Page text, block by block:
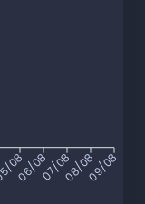
08
06/0807/0808/0809/08